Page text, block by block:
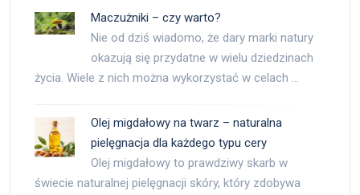
Maczużniki – czy warto?
Nie od dziś wiadomo, że dary marki natury
okazują się przydatne w wielu dziedzinach
życia. Wiele z nich można wykorzystać w celach …
Olej migdałowy na twarz – naturalna
pielęgnacja dla każdego typu cery
Olej migdałowy to prawdziwy skarb w
świecie naturalnej pielęgnacji skóry, który zdobywa